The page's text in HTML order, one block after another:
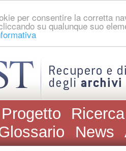
per consentire la corretta
su qualunque suo
Progetto
News